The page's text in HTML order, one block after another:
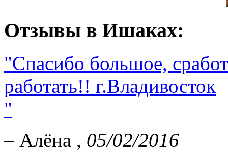
Отзывы в Ишаках:
"Спасибо большое,
работать!! г.Владивосток
"
– Алёна , 05/02/2016